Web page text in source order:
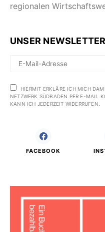
regionalen
UNSER NEWSLETTER
HIERMIT ERKLÄRE ICH MICH
NETZWERK SÜDBADEN PER E-MAIL
KANN ICH JEDERZEIT WIDERRUFEN.
FACEBOOK